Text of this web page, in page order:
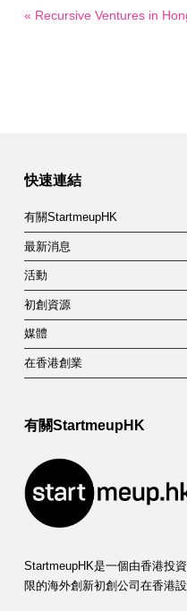
« Recursive Ventures in
快速連結
有關StartmeupHK
最新消息
活動
初創資源
媒體
在香港創業
有關StartmeupHK
StartmeupHK是一個由香港投
限的海外創新初創公司在香港